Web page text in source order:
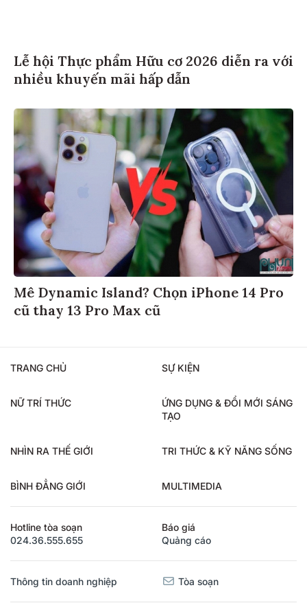
Lễ hội Thực phẩm Hữu cơ 2026 diễn ra với
nhiều khuyến mãi hấp dẫn
Mê Dynamic Island? Chọn iPhone 14 Pro
cũ thay 13 Pro Max cũ
TRANG CHỦ SỰ KIỆN
NỮ TRÍ THỨC
ỨNG DỤNG & ĐỔI MỚI SÁNG
TẠO
NHÌN RA THẾ GIỚI TRI THỨC & KỸ NĂNG SỐNG
BÌNH ĐẲNG GIỚI MULTIMEDIA
Hotline tòa soạn
024.36.555.655
Báo giá
Quảng cáo
Thông tin doanh nghiệp Tòa soạn